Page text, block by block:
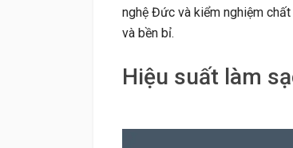
nghệ Đức và kiểm nghiệm
và bền bỉ.
Hiệu suất làm